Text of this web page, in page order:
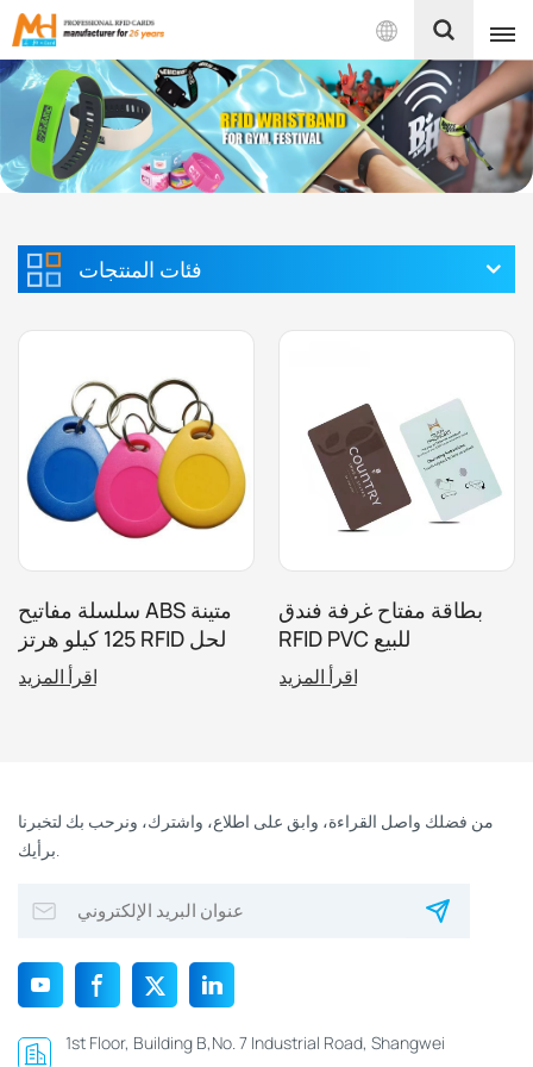
بالعربية
English
فئات المنتجات
سلسلة مفاتيح ABS متينة
125 كيلو هرتز RFID لحل
التحكم في الوصول
اقرأ المزيد
بطاقة مفتاح غرفة فندق
RFID PVC للبيع
اقرأ المزيد
من فضلك واصل القراءة، وابق على اطلاع، واشترك، ونرحب بك لتخبرنا
برأيك.
1st Floor, Building B,No. 7 Industrial Road, Shangwei